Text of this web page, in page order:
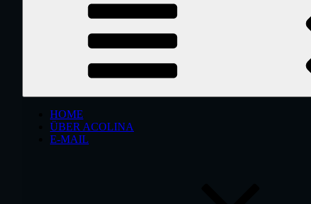
HOME
ÜBER ACOLINA
E-MAIL